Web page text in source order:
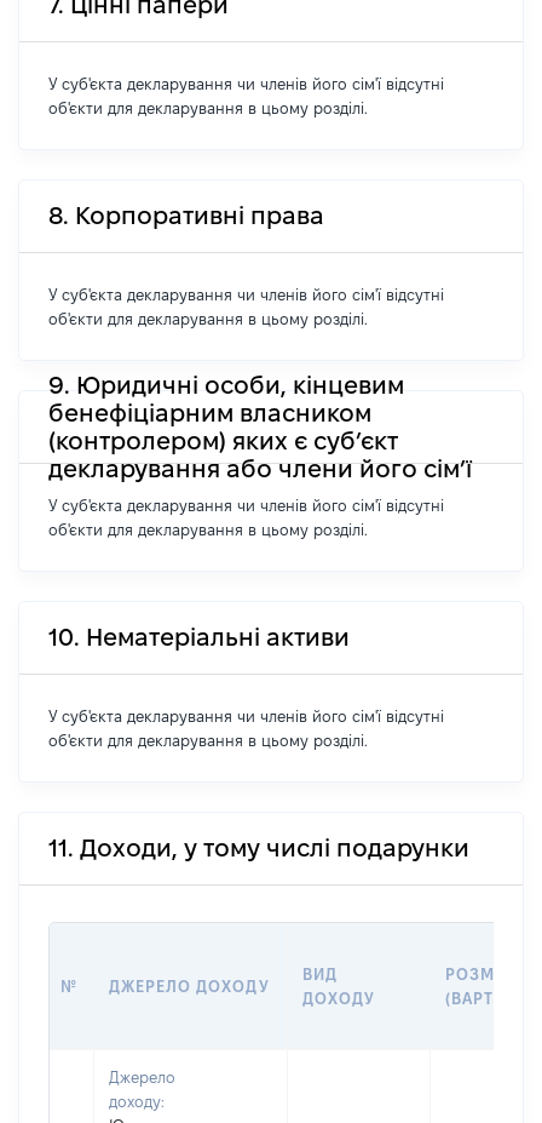
У суб'єкта декларування чи членів його сім'ї відсутні
об'єкти для декларування в цьому розділі.
8. Корпоративні права
У суб'єкта декларування чи членів його сім'ї відсутні
об'єкти для декларування в цьому розділі.
9. Юридичні особи, кінцевим
бенефіціарним власником
(контролером) яких є суб’єкт
декларування або члени його сім’ї
У суб'єкта декларування чи членів його сім'ї відсутні
об'єкти для декларування в цьому розділі.
10. Нематеріальні активи
У суб'єкта декларування чи членів його сім'ї відсутні
об'єкти для декларування в цьому розділі.
11. Доходи, у тому числі подарунки
№ ДЖЕРЕЛО ДОХОДУ
ВИД
ДОХОДУ
РОЗМІР
(ВАРТІСТЬ)
Джерело
доходу: